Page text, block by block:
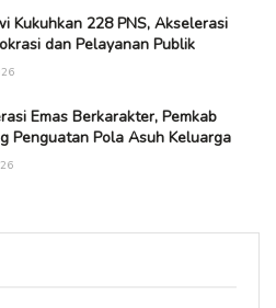
Kukuhkan 228 PNS, Akselerasi
dan Pelayanan Publik
Emas Berkarakter, Pemkab
Penguatan Pola Asuh Keluarga